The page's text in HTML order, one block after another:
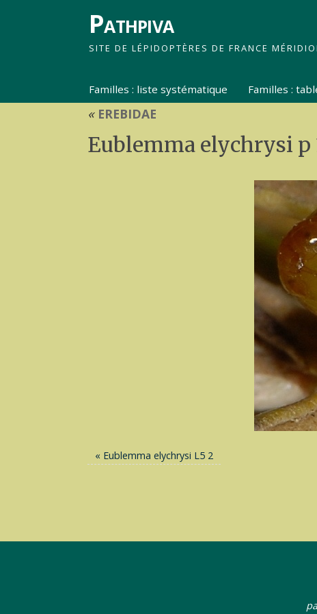
Pathpiva
SITE DE LÉPIDOPTÈRES DE FRANCE
Familles : liste systématique Familles :
«EREBIDAE
Eublemma elychrysi p
« Eublemma elychrysi L5 2